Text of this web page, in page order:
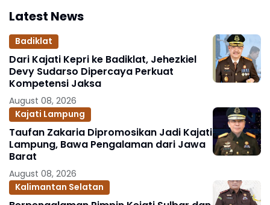
Latest News
Badiklat
Dari Kajati Kepri ke Badiklat, Jehezkiel
Devy Sudarso Dipercaya Perkuat
Kompetensi Jaksa
August 08, 2026
Kajati Lampung
Taufan Zakaria Dipromosikan Jadi Kajati
Lampung, Bawa Pengalaman dari Jawa
Barat
August 08, 2026
Kalimantan Selatan